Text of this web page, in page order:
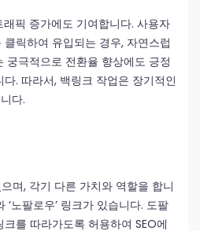
픽 증가에도 기여합니다. 사용자
릭하여 유입되는 경우, 자연스럽
궁극적으로 전환율 향상에도 긍정
. 따라서, 백링크 작업은 장기적인
다.
며, 각기 다른 가치와 역할을 합니
‘노팔로우’ 링크가 있습니다. 도팔
를 따라가도록 허용하여 SEO에